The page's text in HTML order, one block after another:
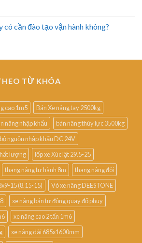
có cần đào tạo vận hành không?
TỪ KHÓA
cao 1m5
Bán Xe nâng tay 2500kg
nâng nhập khẩu
bàn nâng thủy lực 3500kg
bộ nguồn nhập khẩu DC 24V
lượng
lốp xe Xúc lật 29.5-25
thang nâng tự hành 8m
thang nâng đôi
15 (8.15-15)
Vỏ xe nâng DEESTONE
xe nâng bán tự động quay đổ phuy
xe nâng cao 2 tấn 1m6
xe nâng dài 685x1600mm